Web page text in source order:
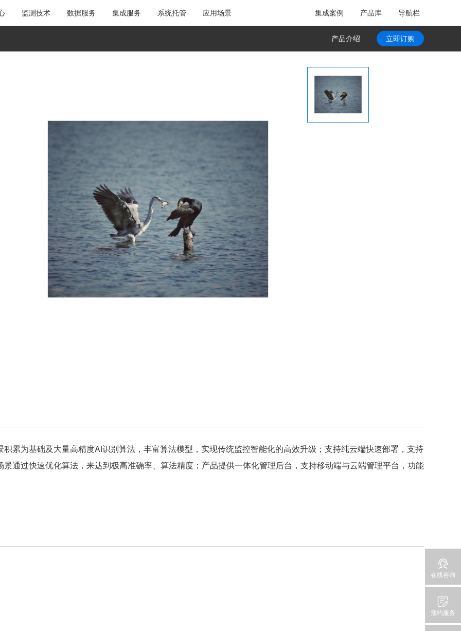
监测技术 数据服务 集成服务 系统托管 应用场景 集成案例 产品库 导航栏
产品介绍 立即订购
累为基础及大量高精度AI识别算法，丰富算法模型，实现传统监控智能化的高效升级；支持纯云端快速部署，支持
通过快速优化算法，来达到极高准确率、算法精度；产品提供一体化管理后台，支持移动端与云端管理平台，功能
在线咨询
预约服务